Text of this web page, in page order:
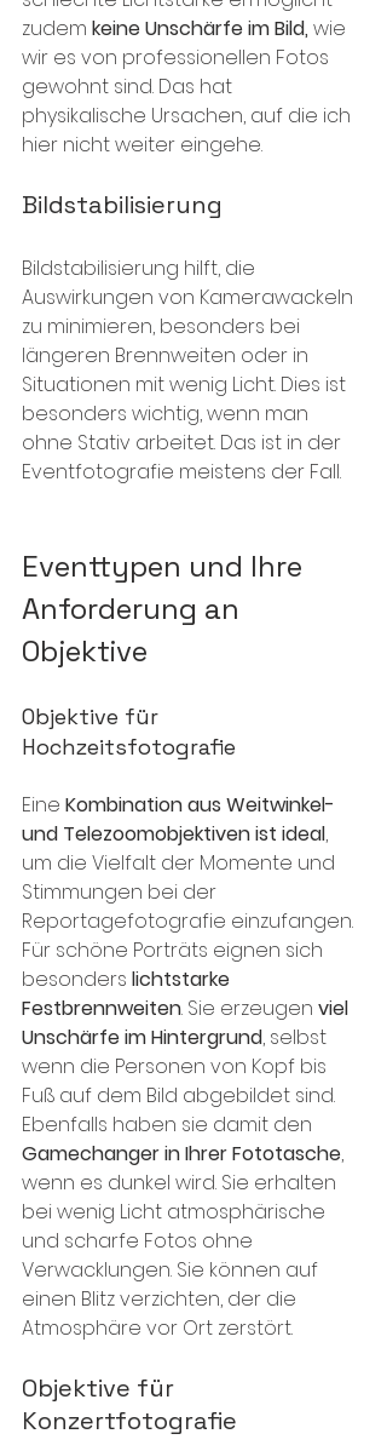
zudem keine Unschärfe im Bild, wie
wir es von professionellen Fotos
gewohnt sind. Das hat
physikalische Ursachen, auf die ich
hier nicht weiter eingehe.
Bildstabilisierung
Bildstabilisierung hilft, die
Auswirkungen von Kamerawackeln
zu minimieren, besonders bei
längeren Brennweiten oder in
Situationen mit wenig Licht. Dies ist
besonders wichtig, wenn man
ohne Stativ arbeitet. Das ist in der
Eventfotografie meistens der Fall.
Eventtypen und Ihre
Anforderung an
Objektive
Objektive für
Hochzeitsfotografie
Eine Kombination aus Weitwinkel-
und Telezoomobjektiven ist ideal,
um die Vielfalt der Momente und
Stimmungen bei der
Reportagefotografie einzufangen.
Für schöne Porträts eignen sich
besonders lichtstarke
Festbrennweiten. Sie erzeugen viel
Unschärfe im Hintergrund, selbst
wenn die Personen von Kopf bis
Fuß auf dem Bild abgebildet sind.
Ebenfalls haben sie damit den
Gamechanger in Ihrer Fototasche,
wenn es dunkel wird. Sie erhalten
bei wenig Licht atmosphärische
und scharfe Fotos ohne
Verwacklungen. Sie können auf
einen Blitz verzichten, der die
Atmosphäre vor Ort zerstört.
Objektive für
Konzertfotografie